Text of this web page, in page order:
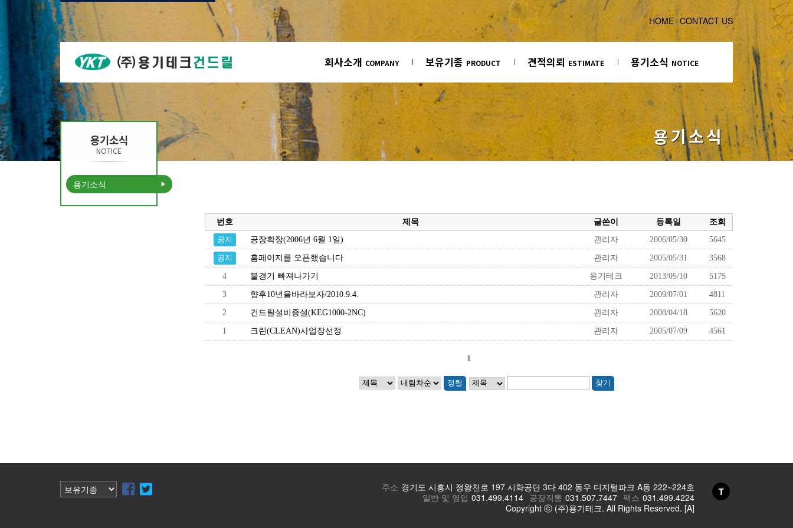
HOME CONTACT US
회사소개 COMPANY 보유기종 PRODUCT 견적의뢰 ESTIMATE 용기소식 NOTICE
용기소식
NOTICE
용기소식
용기소식
주소 경기도 시흥시 정왕천로 197 시화공단 3다 402 동우 디지털파크 A동 222~224호
일반 및 영업 031.499.4114 공장직통 031.507.7447 팩스 031.499.4224
Copyright ⓒ (주)용기테크. All Rights Reserved. [A]
T